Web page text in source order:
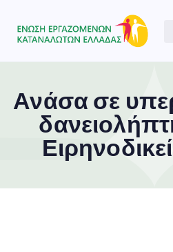
Ανάσα σε